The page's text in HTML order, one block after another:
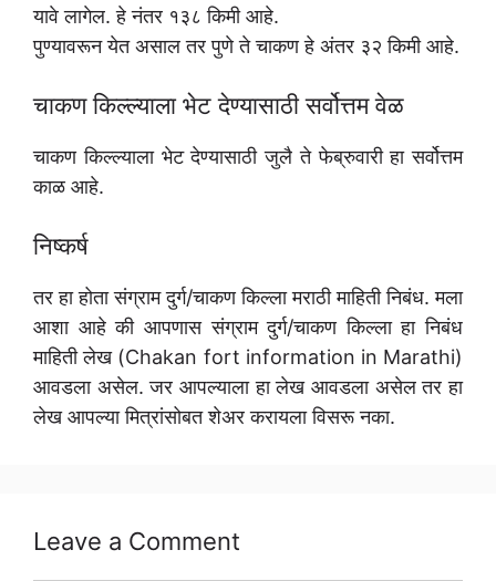
यावे लागेल. हे नंतर १३८ किमी आहे.
पुण्यावरून येत असाल तर पुणे ते चाकण हे अंतर ३२ किमी आहे.
चाकण किल्ल्याला भेट देण्यासाठी सर्वोत्तम वेळ
चाकण किल्ल्याला भेट देण्यासाठी जुलै ते फेब्रुवारी हा सर्वोत्तम
काळ आहे.
निष्कर्ष
तर हा होता संग्राम दुर्ग/चाकण किल्ला मराठी माहिती निबंध. मला
आशा आहे की आपणास संग्राम दुर्ग/चाकण किल्ला हा निबंध
माहिती लेख (Chakan fort information in Marathi)
आवडला असेल. जर आपल्याला हा लेख आवडला असेल तर हा
लेख आपल्या मित्रांसोबत शेअर करायला विसरू नका.
Leave a Comment